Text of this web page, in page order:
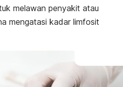
melawan penyakit atau
mengatasi kadar limfosit